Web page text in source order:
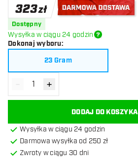
323zł
Dostępny
Wysyłka w ciągu 24 godzin
Dokonaj wyboru:
23 Gram
Zmniejsz ilość
- Zwiększ ilość
+
DODAJ DO KOSZYKA
Wysyłka w ciągu 24 godzin
Darmowa wysyłka od 250 zł
Zwroty w ciągu 30 dni